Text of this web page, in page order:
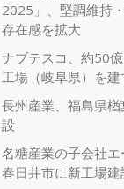
2025」、堅調維持
存在感を拡大
ナブテスコ、約50
工場（岐阜県）を建
長州産業、福島県
設
名糖産業の子会社
春日井市に新工場建